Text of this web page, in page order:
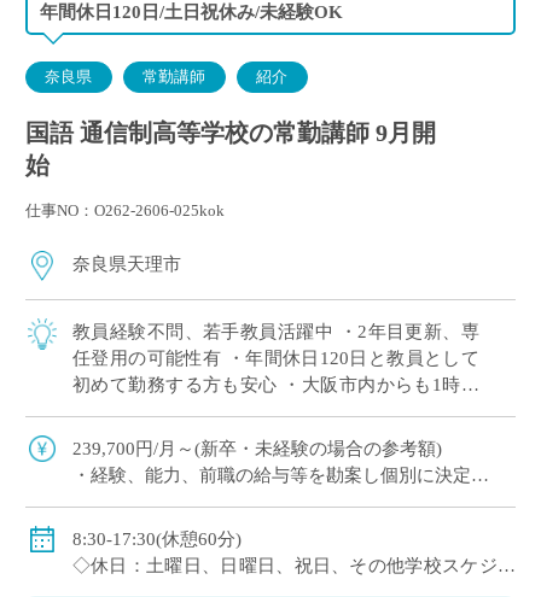
年間休日120日/土日祝休み/未経験OK
奈良県 常勤講師 紹介
国語 通信制高等学校の常勤講師 9月開
始
仕事NO：O262-2606-025kok
奈良県天理市
教員経験不問、若手教員活躍中 ・2年目更新、専
任登用の可能性有 ・年間休日120日と教員として
初めて勤務する方も安心 ・大阪市内からも1時間
では、一人ひとりの個性や目標に合わ […]
239,700円/月～(新卒・未経験の場合の参考額)
・経験、能⼒、前職の給与等を勘案し個別に決定
・450万円／経験3年：30歳（⽉給24万1300円＋賞与＋
他⼿当）
・500万円／経験6年：33歳（⽉給24万7900円＋賞与＋
8:30-17:30(休憩60分)
◇休日：土曜日、日曜日、祝日、その他学校スケジュ